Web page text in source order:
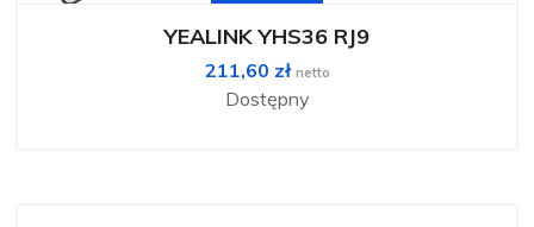
można
wybrać
stronie
produktu
YEALINK YHS36 RJ9
211,60 zł netto
Dostępny